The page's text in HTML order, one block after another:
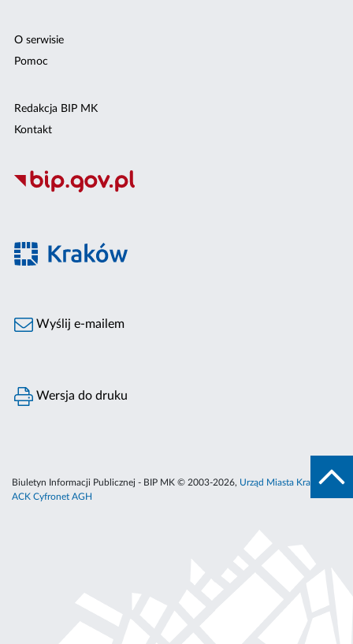
O serwisie
Pomoc
Redakcja BIP MK
Kontakt
Wyślij e-mailem
Wersja do druku
Biuletyn Informacji Publicznej - BIP MK © 2003-2026, Urząd Miasta Krakowa
ACK Cyfronet AGH